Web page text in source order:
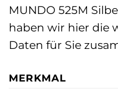
MUNDO 525M
haben wir hier die
Daten für Sie
MERKMAL